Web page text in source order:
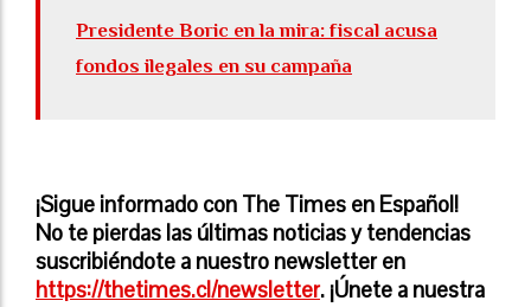
Presidente Boric en la mira: fiscal acusa
fondos ilegales en su campaña
¡Sigue informado con The Times en Español!
No te pierdas las últimas noticias y tendencias
suscribiéndote a nuestro newsletter en
https://thetimes.cl/newsletter. ¡Únete a nuestra